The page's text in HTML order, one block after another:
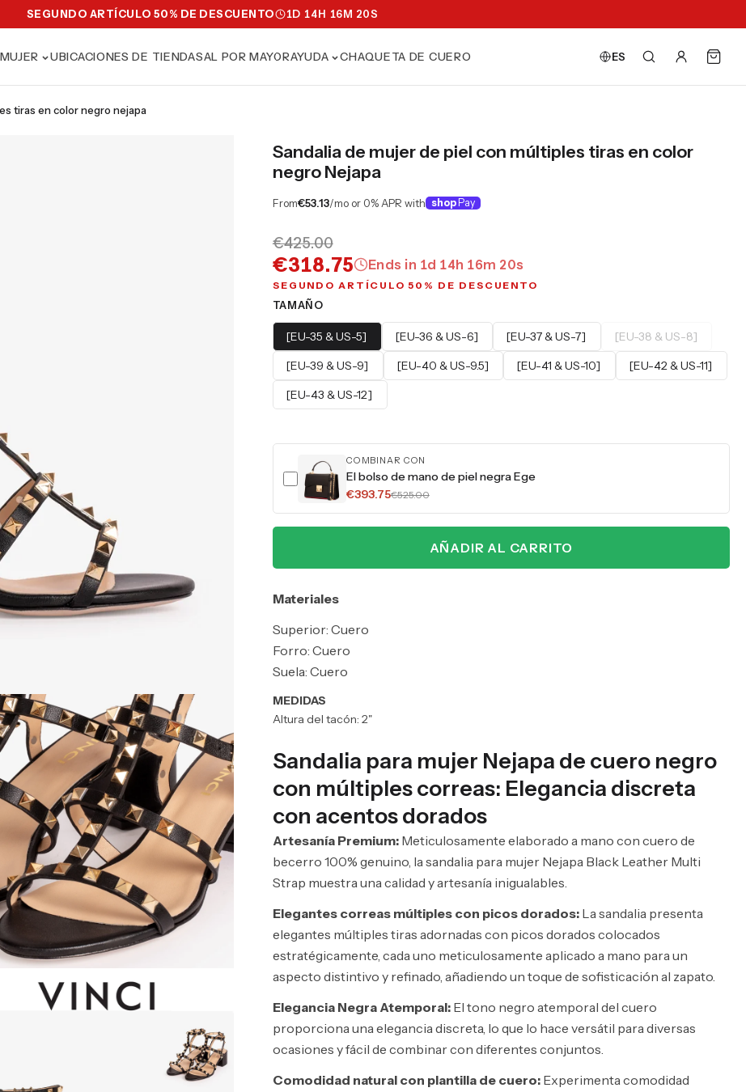
SEGUNDO ARTÍCULO 50% DE DESCUENTO 1D 14H 16M 19S
MUJER UBICACIONES DE TIENDASAL POR MAYORAYUDA CHAQUETA DE CUERO ES
tiras en color negro nejapa
Sandalia de mujer de piel con múltiples tiras en color
negro Nejapa
From€53.13/mo or 0% APR with shop Pay
€425.00
€318.75 Ends in 1d 14h 16m 19s
SEGUNDO ARTÍCULO 50% DE DESCUENTO
TAMAÑO
[EU-35 & US-5] [EU-36 & US-6] [EU-37 & US-7]
[EU-38 & US-8]
[EU-39 & US-9]
[EU-40 & US-9.5] [EU-41 & US-10]
[EU-42 & US-11]
[EU-43 & US-12]
COMBINAR CON
El bolso de mano de piel negra Ege
€393.75€525.00
AÑADIR AL CARRITO
Materiales
Superior: Cuero
Forro: Cuero
Suela: Cuero
MEDIDAS
Altura del tacón: 2"
Sandalia para mujer Nejapa de cuero negro
con múltiples correas: Elegancia discreta
con acentos dorados
Artesanía Premium:Meticulosamente elaborado a mano con cuero de
becerro 100% genuino, la sandalia para mujer Nejapa Black Leather Multi
Strap muestra una calidad y artesanía inigualables.
Elegantes correas múltiples con picos dorados:La sandalia presenta
elegantes múltiples tiras adornadas con picos dorados colocados
estratégicamente, cada uno meticulosamente aplicado a mano para un
aspecto distintivo y refinado, añadiendo un toque de sofisticación al zapato.
Elegancia Negra Atemporal:El tono negro atemporal del cuero
proporciona una elegancia discreta, lo que lo hace versátil para diversas
ocasiones y fácil de combinar con diferentes conjuntos.
Comodidad natural con plantilla de cuero:Experimenta comodidad